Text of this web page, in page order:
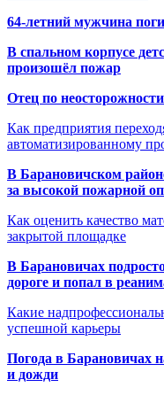
64-летний мужчина
В спальном корпусе
произошёл пожар
Отец по
Как предприятия
автоматизированному
В Барановичском
за высокой пожарной
Как оценить качество
закрытой площадке
В Барановичах
дороге и попал в
Какие
успешной карьеры
Погода в Барановичах
и дожди